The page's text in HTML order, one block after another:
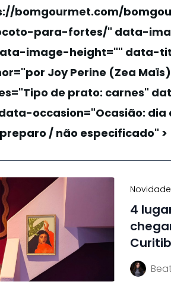
bomgourmet.com/
para-fortes/" data-
image-height="" data-
Joy Perine (Zea
Tipo de prato: carnes"
occasion="Ocasião: dia
/ não especificado" >
4